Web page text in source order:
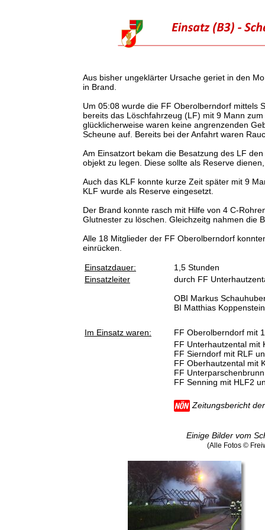
Aus bisher ungeklärter Ursache geriet in den
in Brand.
Um 05:08 wurde die FF Oberolberndorf mittels
bereits das Löschfahrzeug (LF) mit 9 Mann
glücklicherweise waren keine angrenzenden
Scheune auf. Bereits bei der Anfahrt waren
Am Einsatzort bekam die Besatzung des LF
objekt zu legen. Diese sollte als Reserve
Auch das KLF konnte kurze Zeit später mit 9
KLF wurde als Reserve eingesetzt.
Der Brand konnte rasch mit Hilfe von 4 C-
Glutnester zu löschen. Gleichzeitg nahmen die
Alle 18 Mitglieder der FF Oberolberndorf
einrücken.
Einsatzdauer:
1,5 Stunden
Einsatzleiter
durch FF
OBI Markus
BI Matthias
Im Einsatz waren:
FF Oberolberndorf mit
FF Unterhautzental mit
FF Sierndorf mit RLF
FF Oberhautzental mit
FF
FF Senning mit HLF2
Zeitungsbericht
Einige Bilder vom
(Alle Fotos ©